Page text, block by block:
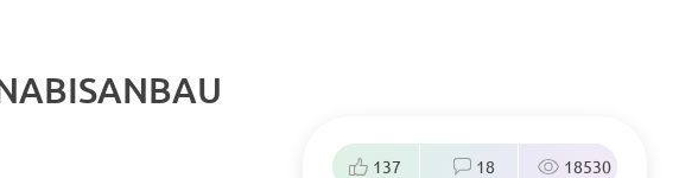
137 18 18530